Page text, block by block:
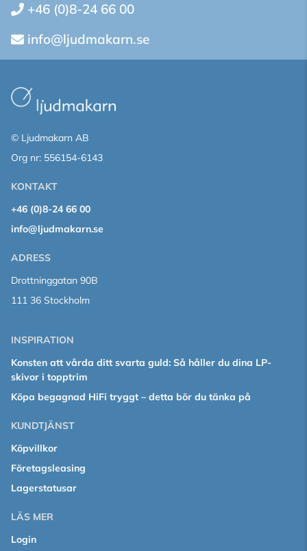
+46 (0)8-24 66 00
info@ljudmakarn.se
© Ljudmakarn AB
Org nr: 556154-6143
KONTAKT
+46 (0)8-24 66 00
info@ljudmakarn.se
ADRESS
Drottninggatan 90B
111 36 Stockholm
INSPIRATION
Konsten att vårda ditt svarta guld: Så håller du dina LP-
skivor i topptrim
Köpa begagnad HiFi tryggt – detta bör du tänka på
KUNDTJÄNST
Köpvillkor
Företagsleasing
Lagerstatusar
LÄS MER
Login